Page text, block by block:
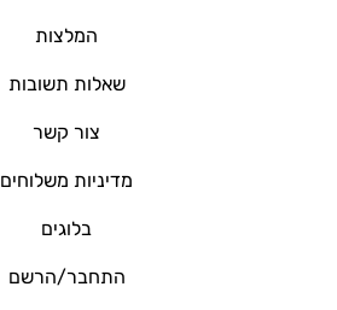
המלצות
שאלות תשובות
צור קשר
מדיניות משלוחים
בלוגים
התחבר/הרשם